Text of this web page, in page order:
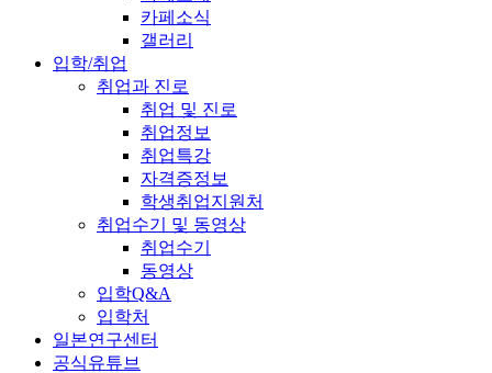
카페소식
갤러리
입학/취업
취업과 진로
취업 및 진로
취업정보
취업특강
자격증정보
학생취업지원처
취업수기 및 동영상
취업수기
동영상
입학Q&A
입학처
일본연구센터
공식유튜브